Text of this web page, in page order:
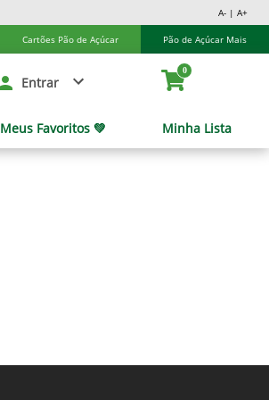
A- | A+
Cartões Pão de Açúcar Pão de Açúcar Mais
Entrar
0
Meus Favoritos 💚 Minha Lista